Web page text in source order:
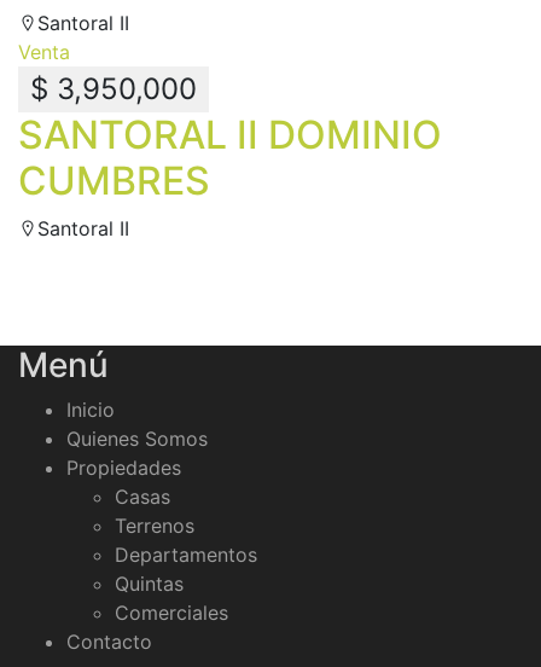
Santoral II
Venta
$ 3,950,000
SANTORAL II DOMINIO
CUMBRES
Santoral II
Menú
Inicio
Quienes Somos
Propiedades
Casas
Terrenos
Departamentos
Quintas
Comerciales
Contacto